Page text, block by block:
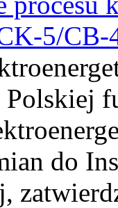
5/CB-
do